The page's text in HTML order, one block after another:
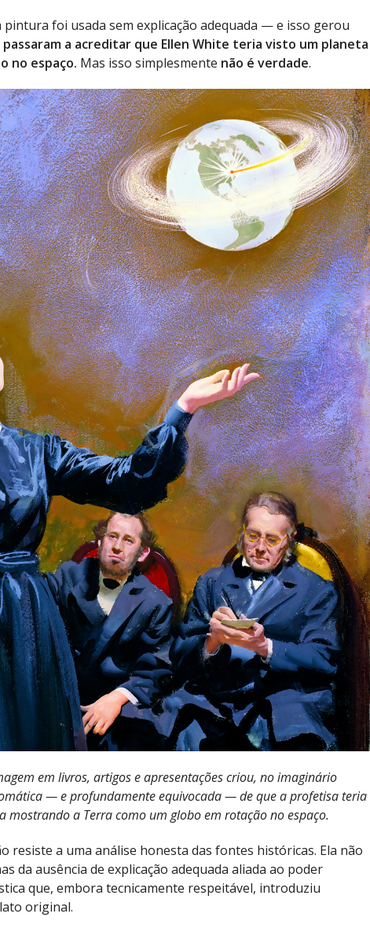
foi usada sem explicação adequada — e isso gerou
a acreditar que Ellen White teria visto um planeta
no espaço. Mas isso simplesmente não é verdade.
em livros, artigos e apresentações criou, no imaginário
— e profundamente equivocada — de que a profetisa teria
mostrando a Terra como um globo em rotação no espaço.
resiste a uma análise honesta das fontes históricas. Ela não
da ausência de explicação adequada aliada ao poder
que, embora tecnicamente respeitável, introduziu
original.